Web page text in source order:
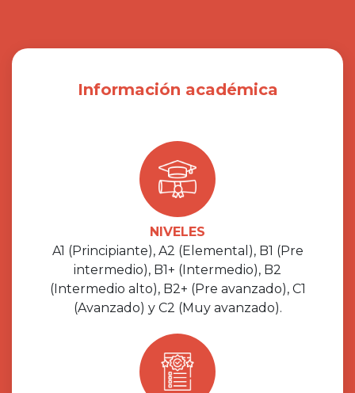
Información académica
NIVELES
A1 (Principiante), A2 (Elemental), B1 (Pre
intermedio), B1+ (Intermedio), B2
(Intermedio alto), B2+ (Pre avanzado), C1
(Avanzado) y C2 (Muy avanzado).